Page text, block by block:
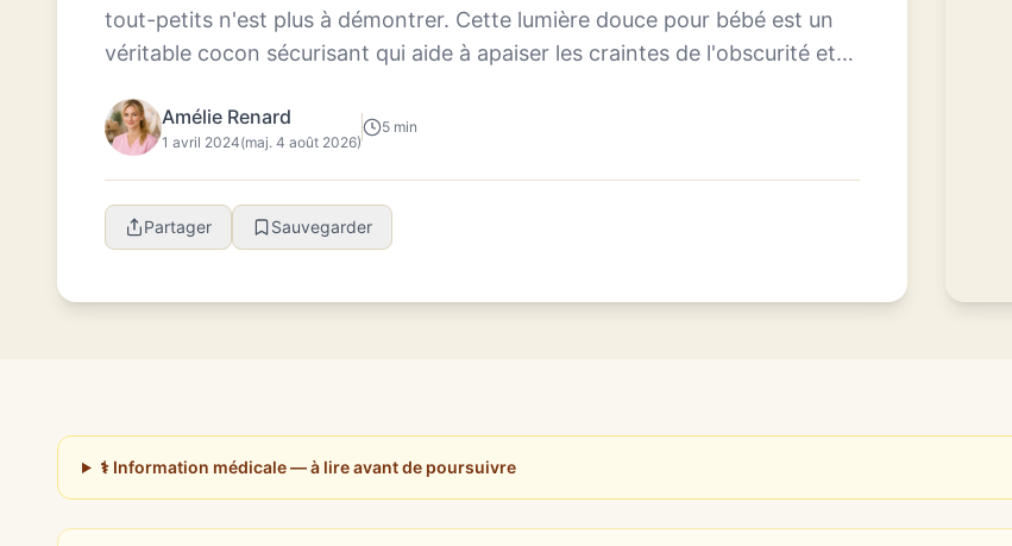
tout-petits n'est plus à démontrer. Cette lumière douce pour bébé est un
véritable cocon sécurisant qui aide à apaiser les craintes de l'obscurité et à
Amélie Renard
1 avril 2024(maj. 4 août 2026)
5 min
Partager Sauvegarder
⚕️ Information médicale — à lire avant de poursuivre